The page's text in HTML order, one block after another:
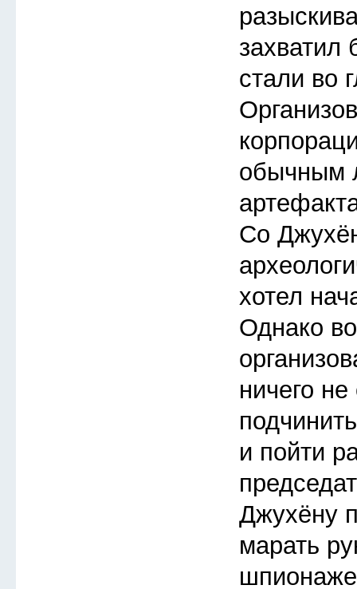
захватил
стали во
обычным
Со
хотел
Однако
ничего
и пойти
Джухёну
марать